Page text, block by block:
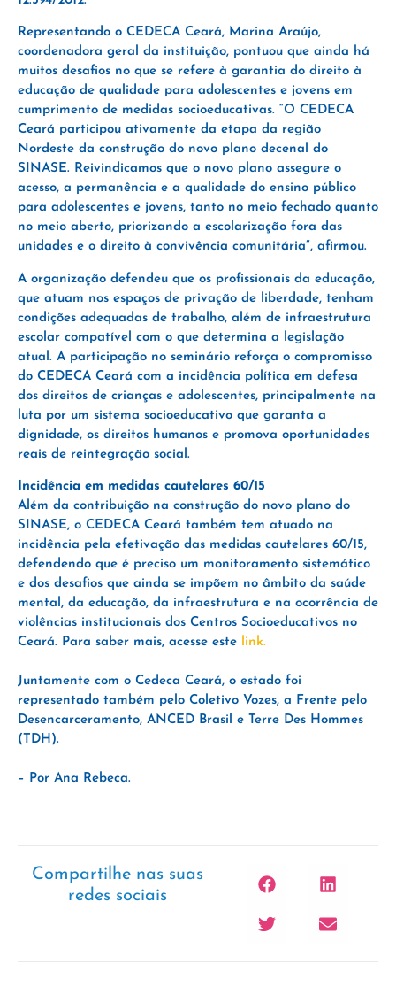
Representando o CEDECA Ceará, Marina Araújo,
coordenadora geral da instituição, pontuou que ainda há
muitos desafios no que se refere à garantia do direito à
educação de qualidade para adolescentes e jovens em
cumprimento de medidas socioeducativas. “O CEDECA
Ceará participou ativamente da etapa da região
Nordeste da construção do novo plano decenal do
SINASE. Reivindicamos que o novo plano assegure o
acesso, a permanência e a qualidade do ensino público
para adolescentes e jovens, tanto no meio fechado quanto
no meio aberto, priorizando a escolarização fora das
unidades e o direito à convivência comunitária”, afirmou.
A organização defendeu que os profissionais da educação,
que atuam nos espaços de privação de liberdade, tenham
condições adequadas de trabalho, além de infraestrutura
escolar compatível com o que determina a legislação
atual. A participação no seminário reforça o compromisso
do CEDECA Ceará com a incidência política em defesa
dos direitos de crianças e adolescentes, principalmente na
luta por um sistema socioeducativo que garanta a
dignidade, os direitos humanos e promova oportunidades
reais de reintegração social.
Incidência em medidas cautelares 60/15
Além da contribuição na construção do novo plano do
SINASE, o CEDECA Ceará também tem atuado na
incidência pela efetivação das medidas cautelares 60/15,
defendendo que é preciso um monitoramento sistemático
e dos desafios que ainda se impõem no âmbito da saúde
mental, da educação, da infraestrutura e na ocorrência de
violências institucionais dos Centros Socioeducativos no
Ceará. Para saber mais, acesse este
link.
Juntamente com o Cedeca Ceará, o estado foi
representado também pelo Coletivo Vozes, a Frente pelo
Desencarceramento, ANCED Brasil e Terre Des Hommes
(TDH).
– Por Ana Rebeca.
Compartilhe nas suas
redes sociais